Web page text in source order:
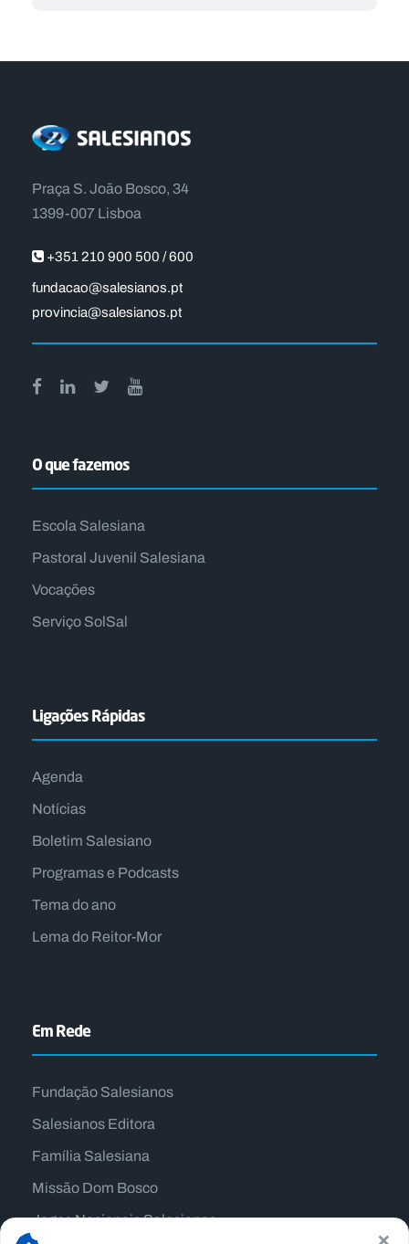
Praça S. João Bosco, 34
1399-007 Lisboa
+351 210 900 500 / 600
fundacao@salesianos.pt
provincia@salesianos.pt
O que fazemos
Escola Salesiana
Pastoral Juvenil Salesiana
Vocações
Serviço SolSal
Ligações Rápidas
Agenda
Notícias
Boletim Salesiano
Programas e Podcasts
Tema do ano
Lema do Reitor-Mor
Em Rede
Fundação Salesianos
Salesianos Editora
Família Salesiana
Missão Dom Bosco
Jogos Nacionais Salesianos